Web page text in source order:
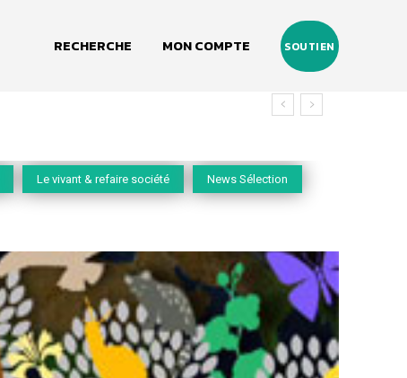
RECHERCHE MON COMPTE SOUTIEN
Le vivant & refaire société News Sélection